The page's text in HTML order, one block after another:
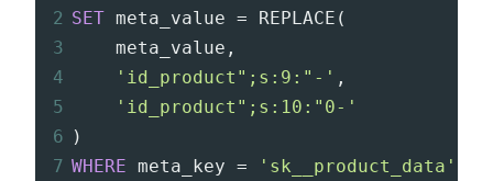
2 SET meta_value = REPLACE (
3
    meta_value
,
4
'id_product";s:9:"-' ,
5
'id_product";s:10:"0-'
6 )
7 WHERE meta_key =
'sk__product_data'